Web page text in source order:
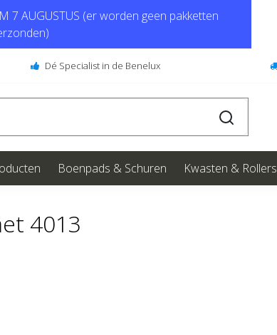
7 AUGUSTUS (er worden geen pakketten
Dé Specialist in de Benelux
Boenpads & Schuren Kwasten & Rollers
4013